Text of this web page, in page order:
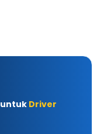
untuk Driver